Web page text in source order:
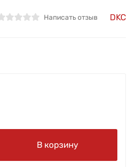
Написать отзыв DKC
В корзину